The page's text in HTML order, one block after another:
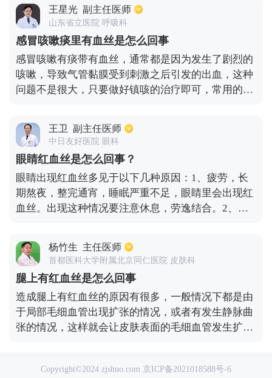
近距离玩手机、电脑等电子产品造成的，用眼过度会
使眼中的毛细血管充血，出现红血丝。眼睛出现红血
丝还有许多其他诱发因素如睡眠不足，病菌感染，总
是戴隐形眼镜等。使用不含防腐剂的人工泪液滴眼对
改善眼睛有红血丝的状态有帮助，由于眼睛出现红血
丝原因很多，大家应该先明确眼睛出现红血丝原因，
王星光 副主任医师
山东省立医院 呼吸科
感冒咳嗽痰里有血丝是怎么回事
感冒咳嗽有痰带有血丝，通常都是因为发生了剧烈的
咳嗽，导致气管黏膜受到刺激之后引发的出血，这种
问题不是很大，只要做好镇咳的治疗即可，常用的药
转。另外要注意湿化气道，以免空气太过于干燥引发
剧烈咳嗽。不过有可能是肺部疾病引起，比如肺炎。
如果患者有出现感冒，发烧，有可能是结核菌造成，
肺结核也很容易引发咳血。另外有可能是肺部有原发
疾病造成的，巨像肺部肿瘤或者支气管扩张等，这样
也会引发痰中带血。最好做肺部CT，找出引发的因素
再去针对性治疗。另外还要看是否有出血的倾向，如
题。
王卫 副主任医师
中日友好医院 眼科
眼睛红血丝是怎么回事？
眼睛出现红血丝多见于以下几种原因：1、疲劳，长
期熬夜，整完通宵，睡眠严重不足，眼睛里会出现红
血丝。出现这种情况要注意休息，劳逸结合。2、眼
等，产生的炎症的反应，是一种充血的表现。如果你
是是因为以上疾病引起的，最好及时找专科医生检
查，尽早对症治疗。
杨竹生 主任医师
首都医科大学附属北京同仁医院 皮肤科
腿上有红血丝是怎么回事
造成腿上有红血丝的原因有很多，一般情况下都是由
于局部毛细血管出现扩张的情况，或者有发生静脉曲
张的情况，这样就会让皮肤表面的毛细血管发生扩张
见的一种皮肤疾病，还是属于变应性炎症的反应。一
Copyright©2024 zjshuo.com 京ICP备2021018588号-6